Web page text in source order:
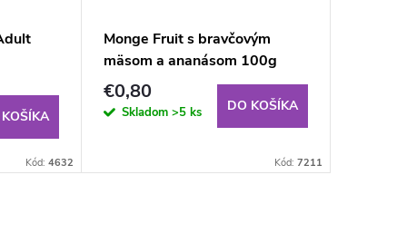
Kód: 4632
Monge Fruit s bravčovým
mäsom a ananásom 100g
€0,80
Skladom >5 ks DO KOŠÍKA
Kód: 7211